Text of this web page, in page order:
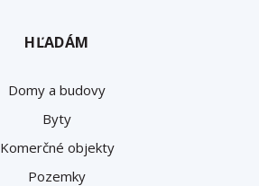
HĽADÁM
Domy a budovy
Byty
Komerčné objekty
Pozemky